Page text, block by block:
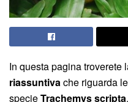
In questa pagina troverete
riassuntivache riguarda
specieTrachemys scripta